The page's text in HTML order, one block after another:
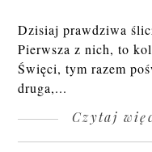
Dzisiaj prawdziwa
Pierwsza z nich, to
Święci, tym razem
druga,...
Czytaj